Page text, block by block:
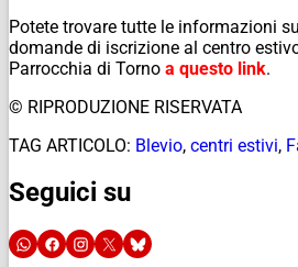
Potete trovare tutte le informazioni
domande di iscrizione al centro
Parrocchia di Torno a questo link.
© RIPRODUZIONE RISERVATA
TAG ARTICOLO: Blevio, centri estivi,
Seguici su